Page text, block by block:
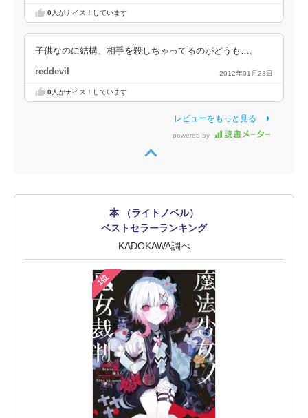
0人がナイス！しています
子供なのに結構、相手を殺しちゃってるのがどうも…。
reddevil 2012年01月28日
0人がナイス！しています
レビューをもっと見る
powered by
本 （ライトノベル）
ベストセラーランキング
KADOKAWA調べ
1位